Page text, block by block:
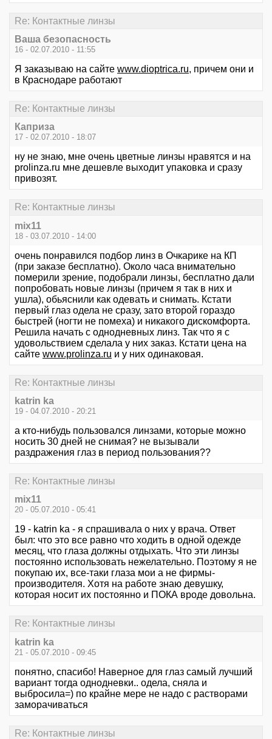
Re: Контактные линзы
Ваша безопасность
16 - 02.07.2010 - 11:55
Я заказываю на сайте www.dioptrica.ru, причем они и
в Краснодаре работают
Re: Контактные линзы
Каприза
17 - 02.07.2010 - 18:07
ну не знаю, мне очень цветные линзы нравятся и на
prolinza.ru мне дешевле выходит упаковка и сразу
привозят.
Re: Контактные линзы
mix11
18 - 03.07.2010 - 14:00
очень понравился подбор линз в Очкарике на КП
(при заказе бесплатно). Около часа внимательно
померили зрение, подобрали линзы, бесплатно дали
попробовать новые линзы (причем я так в них и
ушла), обьяснили как одевать и снимать. Кстати
первый глаз одела не сразу, зато второй гораздо
быстрей (ногти не помеха) и никакого дискомфорта.
Решила начать с однодневных линз. Так что я с
удовольствием сделала у них заказ. Кстати цена на
сайте www.prolinza.ru и у них одинаковая.
Re: Контактные линзы
katrin ka
19 - 04.07.2010 - 20:21
а кто-нибудь пользовался линзами, которые можно
носить 30 дней не снимая? не вызывали
раздражения глаз в период пользования??
Re: Контактные линзы
mix11
20 - 05.07.2010 - 05:41
19 - katrin ka - я спрашивала о них у врача. Ответ
был: что это все равно что ходить в одной одежде
месяц, что глаза должны отдыхать. Что эти линзы
постоянно использовать нежелательно. Поэтому я не
покупаю их, все-таки глаза мои а не фирмы-
производителя. Хотя на работе знаю девушку,
которая носит их постоянно и ПОКА вроде довольна.
Re: Контактные линзы
katrin ka
21 - 05.07.2010 - 09:45
понятно, спасибо! Наверное для глаз самый лучший
вариант тогда однодневки.. одела, сняла и
выбросила=) по крайне мере не надо с растворами
заморачиваться
Re: Контактные линзы